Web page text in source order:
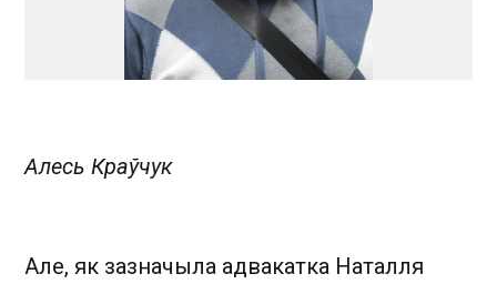
Алесь Краўчук
Але, як зазначыла адвакатка Наталля